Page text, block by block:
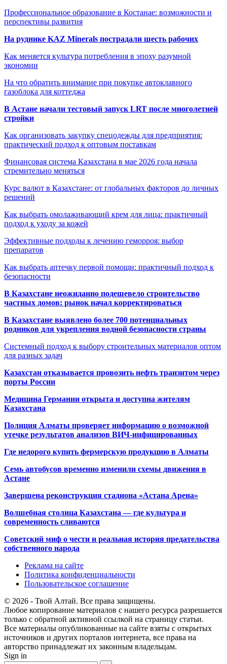
Профессиональное образование в Костанае: возможности и
перспективы развития
На руднике KAZ Minerals пострадали шесть рабочих
Как меняется культура потребления в эпоху разумной
экономии
На что обратить внимание при покупке автоклавного
газоблока для коттеджа
В Астане начали тестовый запуск LRT после многолетней
стройки
Как организовать закупку спецодежды для предприятия:
практический подход к оптовым поставкам
Финансовая система Казахстана в мае 2026 года начала
стремительно меняться
Курс валют в Казахстане: от глобальных факторов до личных
решений
Как выбрать омолаживающий крем для лица: практичный
подход к уходу за кожей
Эффективные подходы к лечению геморроя: выбор
препаратов
Как выбрать аптечку первой помощи: практичный подход к
безопасности
В Казахстане неожиданно подешевело строительство
частных домов: рынок начал корректироваться
В Казахстане выявлено более 700 потенциальных
родников для укрепления водной безопасности страны
Системный подход к выбору строительных материалов оптом
для разных задач
Казахстан отказывается провозить нефть транзитом через
порты России
Медицина Германии открыта и доступна жителям
Казахстана
Полиция Алматы проверяет информацию о возможной
утечке результатов анализов ВИЧ-инфицированных
Где недорого купить фермерскую продукцию в Алматы
Семь автобусов временно изменили схемы движения в
Астане
Завершена реконструкция стадиона «Астана Арена»
Волшебная столица Казахстана — где культура и
современность сливаются
Советский миф о чести и реальная история предательства
собственного народа
Реклама на сайте
Политика конфиденциальности
Пользовательское соглашение
© 2026 - Твой Алтай. Все права защищены.
Любое копирование материалов с нашего ресурса разрешается
только с обратной активной ссылкой на страницу статьи.
Все материалы опубликованные на сайте взяты с открытых
источников и других порталов интернета, все права на
авторство принадлежат их законным владельцам.
Sign in